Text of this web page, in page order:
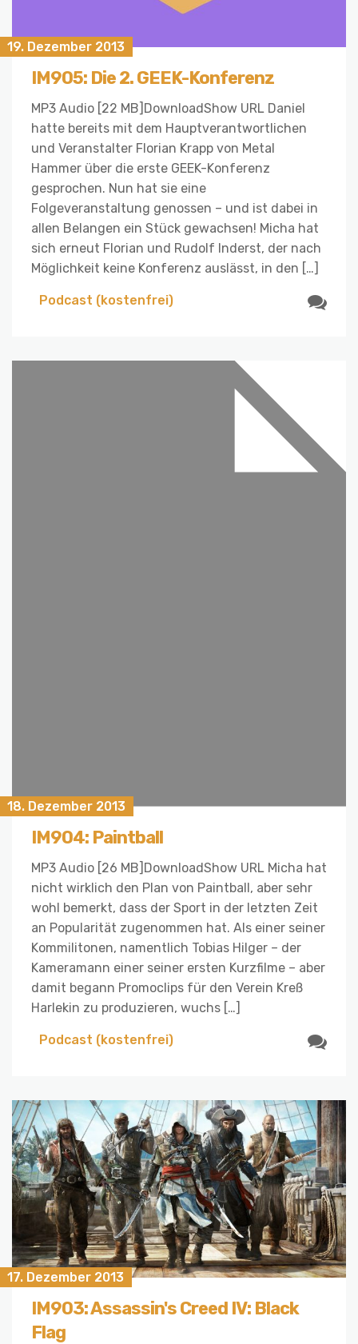
19. Dezember 2013
IM905: Die 2. GEEK-Konferenz
MP3 Audio [22 MB]DownloadShow URL Daniel
hatte bereits mit dem Hauptverantwortlichen
und Veranstalter Florian Krapp von Metal
Hammer über die erste GEEK-Konferenz
gesprochen. Nun hat sie eine
Folgeveranstaltung genossen – und ist dabei in
allen Belangen ein Stück gewachsen! Micha hat
sich erneut Florian und Rudolf Inderst, der nach
Möglichkeit keine Konferenz auslässt, in den […]
Podcast (kostenfrei)
18. Dezember 2013
IM904: Paintball
MP3 Audio [26 MB]DownloadShow URL Micha hat
nicht wirklich den Plan von Paintball, aber sehr
wohl bemerkt, dass der Sport in der letzten Zeit
an Popularität zugenommen hat. Als einer seiner
Kommilitonen, namentlich Tobias Hilger – der
Kameramann einer seiner ersten Kurzfilme – aber
damit begann Promoclips für den Verein Kreß
Harlekin zu produzieren, wuchs […]
Podcast (kostenfrei)
17. Dezember 2013
IM903: Assassin's Creed IV: Black
Flag